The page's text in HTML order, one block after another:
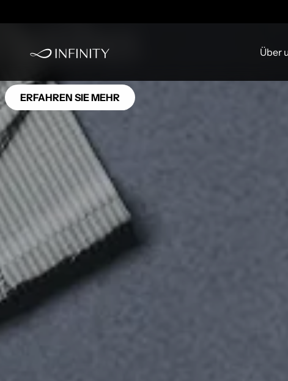
Über
Antibes
ERFAHREN SIE MEHR